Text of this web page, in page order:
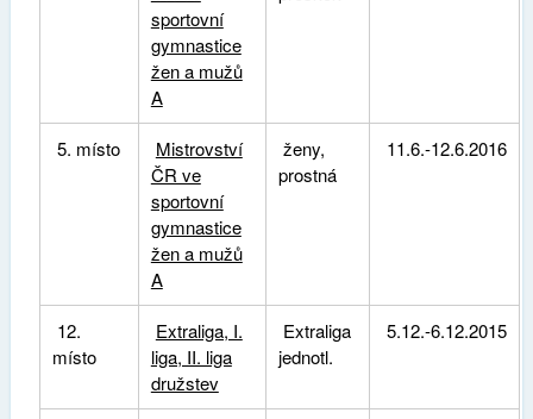
sportovní
gymnastice
žen a mužů
A
5. místo
Mistrovství
ČR ve
sportovní
gymnastice
žen a mužů
A
ženy,
prostná
11.6.-12.6.2016
12.
místo
Extraliga, I.
liga, II. liga
družstev
Extraliga
jednotl.
5.12.-6.12.2015